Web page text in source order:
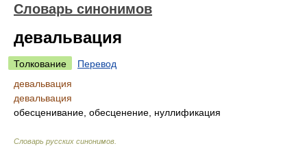
Словарь синонимов
девальвация
Толкование
Перевод
девальвация
девальвация
обесценивание, обесценение, нуллификация
Словарь русских синонимов